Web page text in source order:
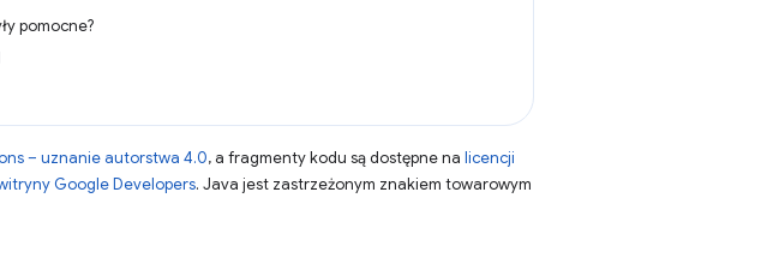
pomocne?
– uznanie autorstwa 4.0, a fragmenty kodu są dostępne na licencji
Google Developers. Java jest zastrzeżonym znakiem towarowym